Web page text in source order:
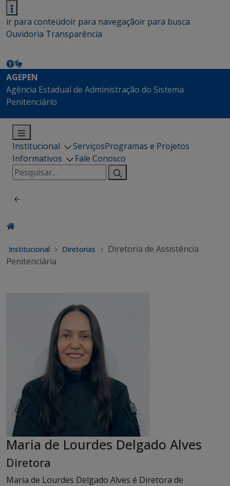
ir para conteúdoir para navegaçãoir para busca
Ouvidoria Transparência
AGEPEN
Agência Estadual de Administração do Sistema
Penitenciário
Institucional ServiçosProgramas e Projetos
Informativos
Fale Conosco
Pesquisar
por:
Institucional Diretorias
Diretoria de Assistência
Penitenciária
Maria de Lourdes Delgado Alves
Diretora
Maria de Lourdes Delgado Alves é Diretora de